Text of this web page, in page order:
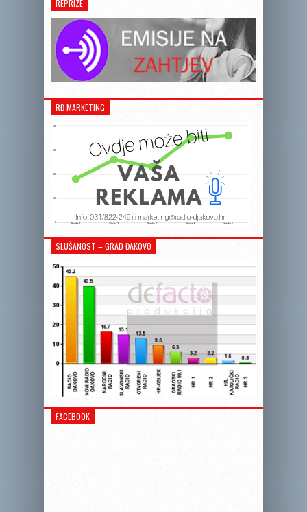
REPRIZE
RĐ MARKETING
SLUŠANOST – GRAD ĐAKOVO
FACEBOOK